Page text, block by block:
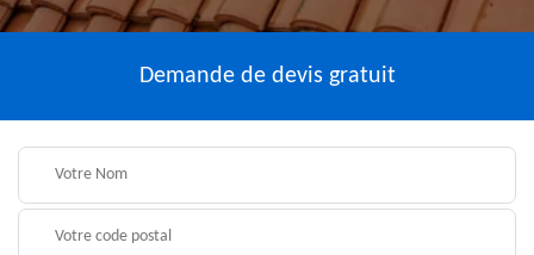
Demande de devis gratuit